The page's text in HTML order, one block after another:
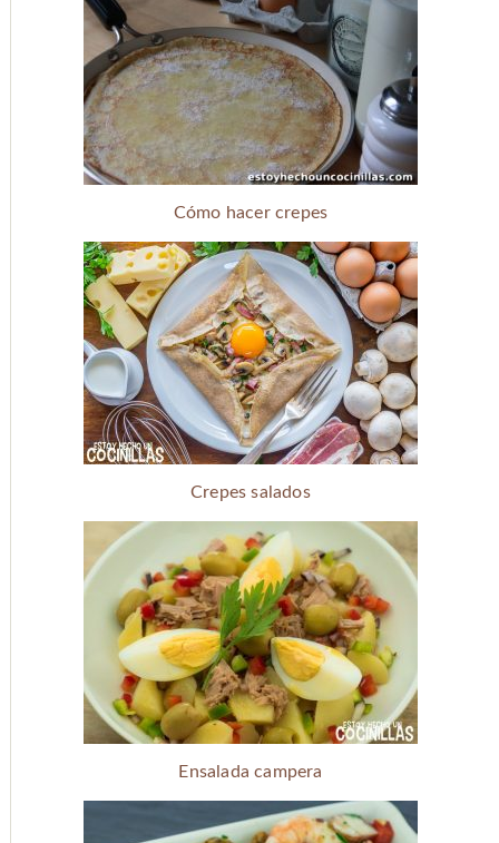
Cómo hacer crepes
Crepes salados
Ensalada campera